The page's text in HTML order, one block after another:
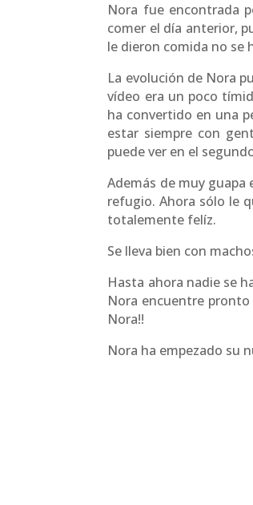
Nora fue encontrada
comer el día anterior,
le dieron comida no se
La evolución de Nora
vídeo era un poco
ha convertido en una
estar siempre con
puede ver en el
Además de muy
refugio. Ahora sólo le
totalemente felíz.
Se lleva bien con
Hasta ahora nadie se
Nora encuentre
Nora!!
Nora ha empezado su